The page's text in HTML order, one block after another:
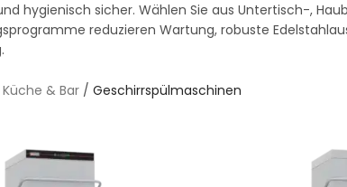
hygienisch sicher. Wählen Sie aus Untertisch-,
reduzieren Wartung, robuste
Küche & Bar/ Geschirrspülmaschinen